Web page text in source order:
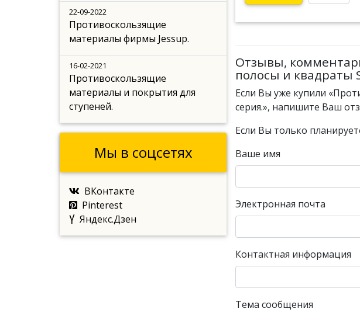
Отзывы,
полосы и квадраты
Если Вы уже купили
серия.», напишите Ваш
Если Вы только
Ваше имя
Электронная почта
Контактная информация
Тема сообщения
22-09-2022
Противоскользящие
материалы фирмы Jessup.
16-02-2021
Противоскользящие
материалы и покрытия для
ступеней.
Мы в соцсетях
ВКонтакте
Pinterest
Яндекс.Дзен